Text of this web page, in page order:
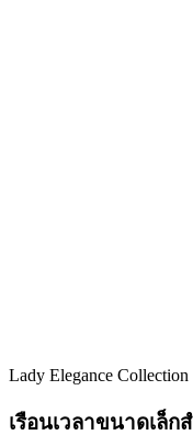
Lady Elegance Collection
เรือนเวลาขนาดเล็